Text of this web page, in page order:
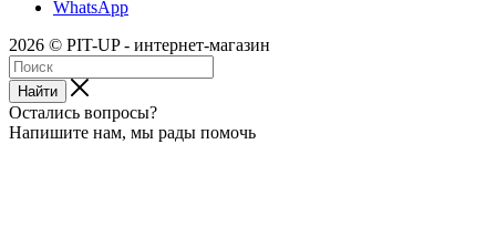
WhatsApp
2026 © PIT-UP - интернет-магазин
Найти
Остались вопросы?
Напишите нам, мы рады помочь